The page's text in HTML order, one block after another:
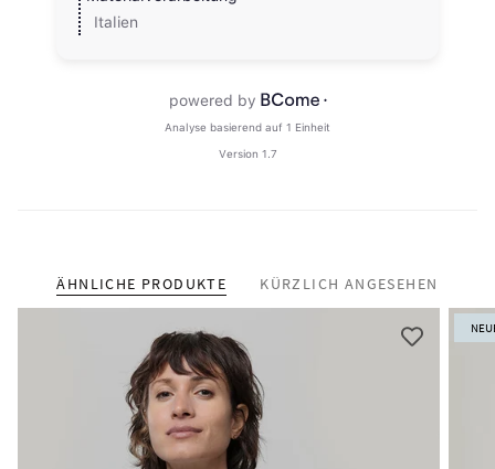
ÄHNLICHE PRODUKTE KÜRZLICH ANGESEHEN